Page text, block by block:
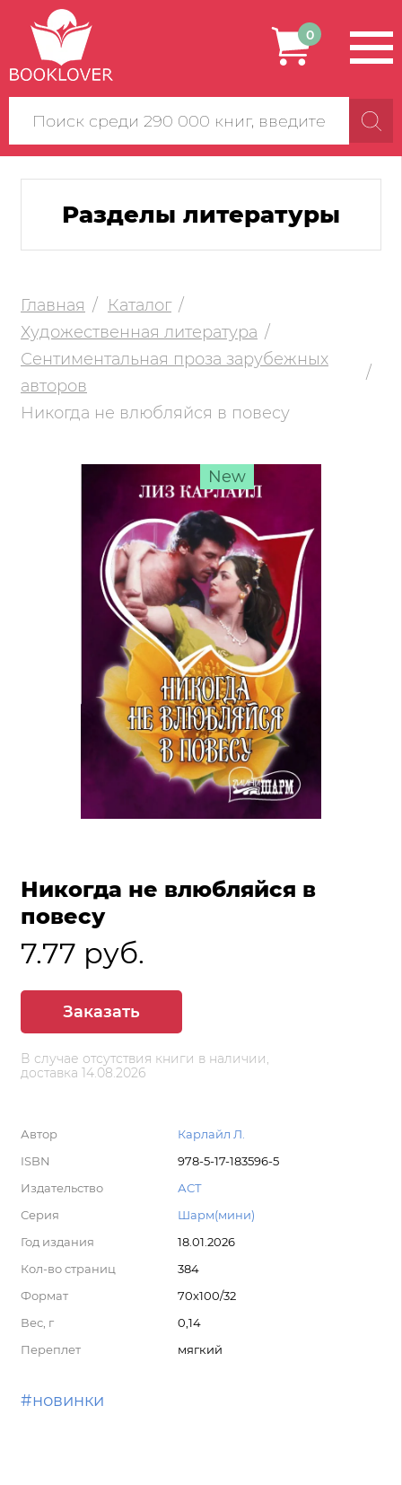
Поиск
по
сайту
0
Разделы литературы
Главная
Каталог
Художественная литература
Сентиментальная проза зарубежных
авторов
Никогда не влюбляйся в повесу
New
Никогда не влюбляйся в
повесу
7.77 руб.
Заказать
В случае отсутствия книги в наличии,
доставка 14.08.2026
Автор
Карлайл Л.
ISBN
978-5-17-183596-5
Издательство
АСТ
Серия
Шарм(мини)
Год издания
18.01.2026
Кол-во страниц
384
Формат
70x100/32
Вес, г
0,14
Переплет
мягкий
#новинки